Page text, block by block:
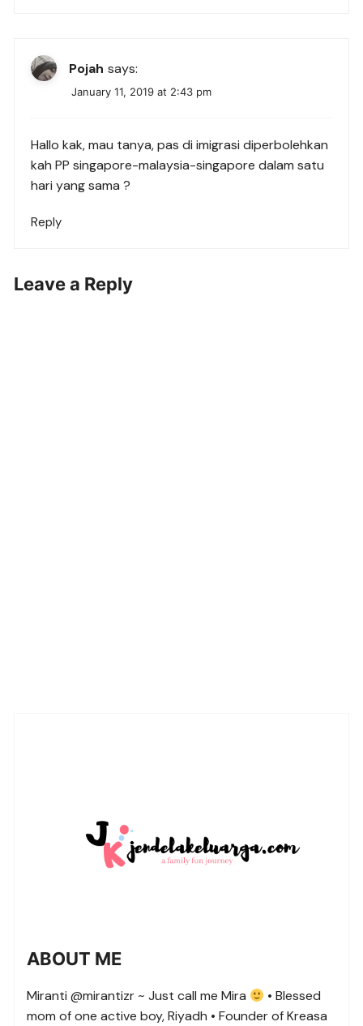
Pojah says:
January 11, 2019 at 2:43 pm
Hallo kak, mau tanya, pas di imigrasi diperbolehkan
kah PP singapore-malaysia-singapore dalam satu
hari yang sama ?
Reply
Leave a Reply
ABOUT ME
Miranti @mirantizr ~ Just call me Mira
• Blessed
mom of one active boy, Riyadh • Founder of Kreasa